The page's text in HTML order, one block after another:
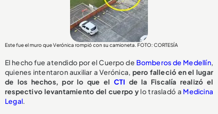
Este fue el muro que Verónica rompió con su camioneta. FOTO: CORTESÍA
El hecho fue atendido por el Cuerpo de Bomberos de Medellín,
quienes intentaron auxiliar a Verónica, pero falleció en el lugar
de los hechos, por lo que el CTI de la Fiscalía realizó el
respectivo levantamiento del cuerpo y lo trasladó a Medicina
Legal.